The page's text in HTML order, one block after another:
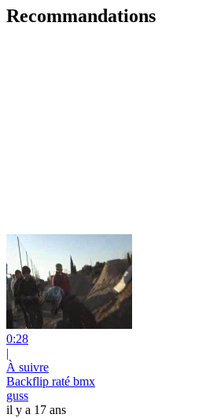
Recommandations
0:28
|
À suivre
Backflip raté bmx
guss
il y a 17 ans